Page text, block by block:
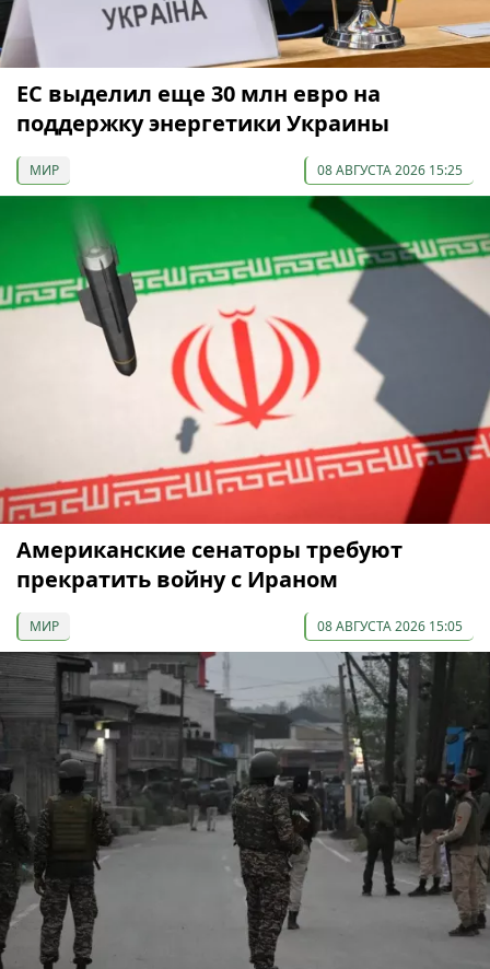
ЕС выделил еще 30 млн евро на
поддержку энергетики Украины
МИР 08 АВГУСТА 2026 15:25
Американские сенаторы требуют
прекратить войну с Ираном
МИР 08 АВГУСТА 2026 15:05